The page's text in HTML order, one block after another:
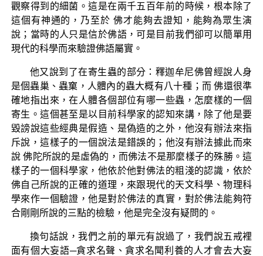
觀察得到的細菌。這是在兩千五百年前的時候，根本除了
這個有神通的，乃至於 佛才能夠去證知，能夠為眾生演
說；當時的人只是信於佛語，可是目前我們卻可以簡單用
現代的科學而來驗證佛語屬實。
他又說到了在寄生蟲的部分：釋迦牟尼佛曾經說人身
是個蟲巢、蟲窠，人體內的蟲大概有八十種；而 佛還很準
確地指出來，在人體各個部位有哪一些蟲，怎麼樣的一個
寄生。這個甚至是以目前科學家的認知來講，除了他是要
毀謗說這些經典是假造、是偽造的之外，他沒有辦法來指
斥說，這樣子的一個說法是錯誤的；他沒有辦法據此而來
說 佛陀所說的是虛偽的，而佛法不是那麼樣子的殊勝。這
樣子的一個科學家，他依於他對佛法的粗淺的認識，依於
佛自己所說的正確的道理，來跟現代的天文科學、物理科
學來作一個驗證，他是對於佛法的真實，對於佛法能夠符
合剛剛所說的三點的檢驗，他是完全沒有疑問的。
換句話說，我們之前的單元有說過了，我們說五戒裡
面有個大妄語─貪求名聲、貪求名聞利養的人才會去大妄